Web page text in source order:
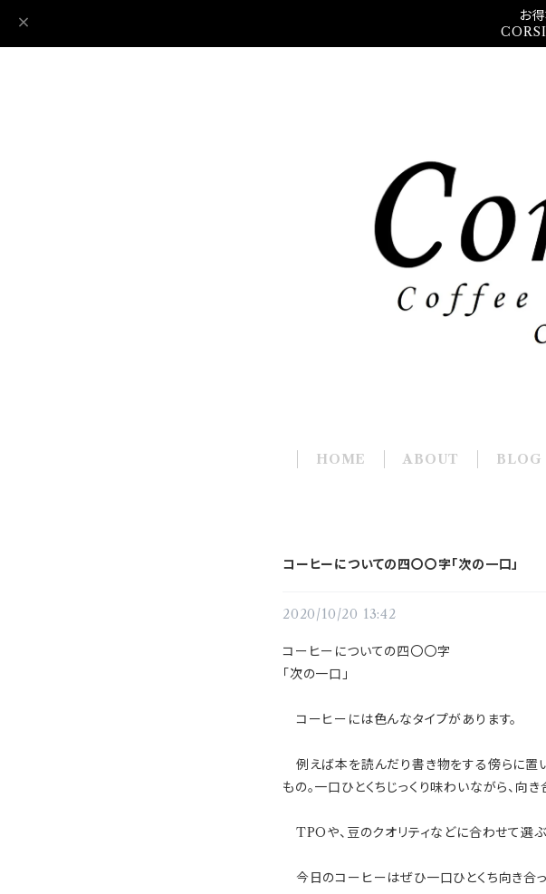
お
HOME ABOUT BLOG
コーヒーについての四〇〇字「次の一口」
2020/10/20 13:42
コーヒーについての四〇〇字
「次の一口」
コーヒーには色んなタイプがあります。
例えば本を読んだり書き物をする傍らに置
もの。一口ひとくちじっくり味わいながら、向
TPOや、豆のクオリティなどに合わせて選ぶ
今日のコーヒーはぜひ一口ひとくち向き合っ